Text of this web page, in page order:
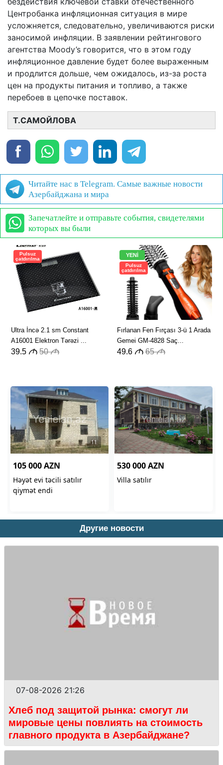
Центробанка инфляционная ситуация в мире
усложняется, следовательно, увеличиваются риски
заносимой инфляции. В заявлении рейтингового
агентства Moody’s говорится, что в этом году
инфляционное давление будет более выраженным
и продлится дольше, чем ожидалось, из-за роста
цен на продукты питания и топливо, а также
перебоев в цепочке поставок.
Т.САМОЙЛОВА
Читайте нас в Telegram. Самые важные новости
Азербайджана и мира
Запечатлейте и отправьте события, свидетелями
которых вы были
Другие новости
07-08-2026 21:26
Хлеб под защитой рынка: смогут ли
мировые цены повлиять на стоимость
главного продукта в Азербайджане?